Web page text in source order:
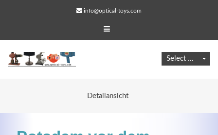
info@optical-toys.com
Detailansicht